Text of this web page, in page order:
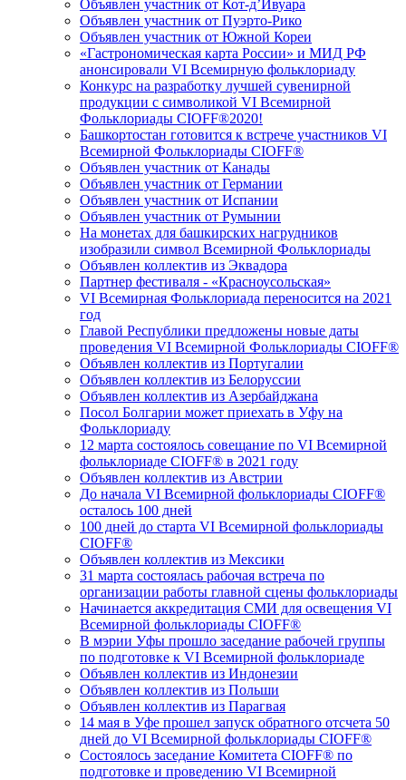
Объявлен участник от Кот-д’Ивуара
Объявлен участник от Пуэрто-Рико
Объявлен участник от Южной Кореи
«Гастрономическая карта России» и МИД РФ
анонсировали VI Всемирную фольклориаду
Конкурс на разработку лучшей сувенирной
продукции с символикой VI Всемирной
Фольклориады CIOFF®2020!
Башкортостан готовится к встрече участников VI
Всемирной Фольклориады CIOFF®
Объявлен участник от Канады
Объявлен участник от Германии
Объявлен участник от Испании
Объявлен участник от Румынии
На монетах для башкирских нагрудников
изобразили символ Всемирной Фольклориады
Объявлен коллектив из Эквадора
Партнер фестиваля - «Красноусольская»
VI Всемирная Фольклориада переносится на 2021
год
Главой Республики предложены новые даты
проведения VI Всемирной Фольклориады CIOFF®
Объявлен коллектив из Португалии
Объявлен коллектив из Белоруссии
Объявлен коллектив из Азербайджана
Посол Болгарии может приехать в Уфу на
Фольклориаду
12 марта состоялось совещание по VI Всемирной
фольклориаде CIOFF® в 2021 году
Объявлен коллектив из Австрии
До начала VI Всемирной фольклориады CIOFF®️
осталось 100 дней
100 дней до старта VI Всемирной фольклориады
CIOFF®️
Объявлен коллектив из Мексики
31 марта состоялась рабочая встреча по
организации работы главной сцены фольклориады
Начинается аккредитация СМИ для освещения VI
Всемирной фольклориады CIOFF®
В мэрии Уфы прошло заседание рабочей группы
по подготовке к VI Всемирной фольклориаде
Объявлен коллектив из Индонезии
Объявлен коллектив из Польши
Объявлен коллектив из Парагвая
14 мая в Уфе прошел запуск обратного отсчета 50
дней до VI Всемирной фольклориады CIOFF®
Состоялось заседание Комитета CIOFF® по
подготовке и проведению VI Всемирной